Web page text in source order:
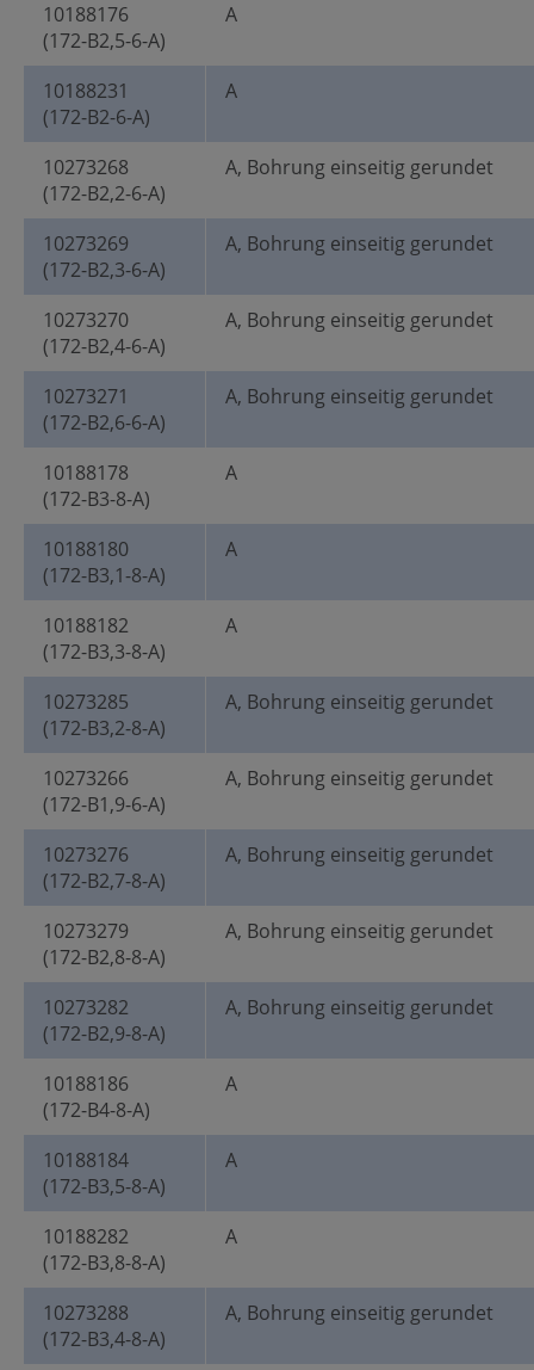
10188176
(172-B2,5-6-A)
A
10188231
(172-B2-6-A)
A
10273268
(172-B2,2-6-A)
A, Bohrung einseitig gerundet
10273269
(172-B2,3-6-A)
A, Bohrung einseitig gerundet
10273270
(172-B2,4-6-A)
A, Bohrung einseitig gerundet
10273271
(172-B2,6-6-A)
A, Bohrung einseitig gerundet
10188178
(172-B3-8-A)
A
10188180
(172-B3,1-8-A)
A
10188182
(172-B3,3-8-A)
A
10273285
(172-B3,2-8-A)
A, Bohrung einseitig gerundet
10273266
(172-B1,9-6-A)
A, Bohrung einseitig gerundet
10273276
(172-B2,7-8-A)
A, Bohrung einseitig gerundet
10273279
(172-B2,8-8-A)
A, Bohrung einseitig gerundet
10273282
(172-B2,9-8-A)
A, Bohrung einseitig gerundet
10188186
(172-B4-8-A)
A
10188184
(172-B3,5-8-A)
A
10188282
(172-B3,8-8-A)
A
10273288
(172-B3,4-8-A)
A, Bohrung einseitig gerundet